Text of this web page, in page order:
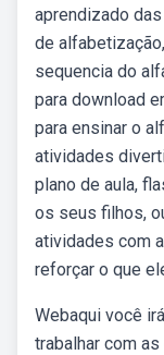
aprendizado
de
sequencia do
para download
para ensinar o
atividades
plano de aula,
os seus filhos,
atividades com
reforçar o que
Webaqui você
trabalhar com